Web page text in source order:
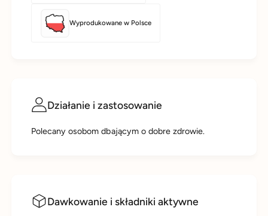
Wyprodukowane w Polsce
Działanie i zastosowanie
Polecany osobom dbającym o dobre zdrowie.
Dawkowanie i składniki aktywne